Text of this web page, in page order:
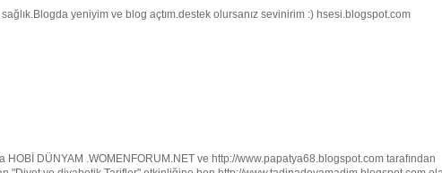
yeniyim ve blog açtım.destek olursanız sevinirim :) hsesi.blogspot.com
HOBİ DÜNYAM .WOMENFORUM.NET ve http://www.papatya68.blogspot.com tarafından